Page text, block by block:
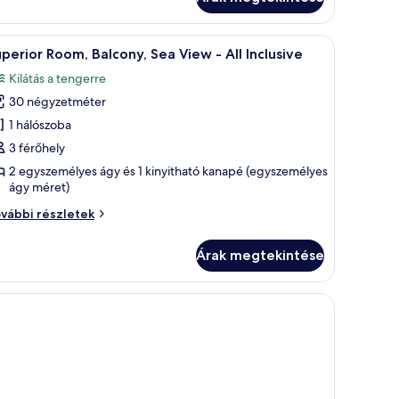
Room, Park View, Balcony - All Inclusive | Prémium ágynemű, memóriahabos ágy, íróasztal és vasaló/
Superior Room, Balcony, Sea View - All
31 Room, Balcony, Sea View - All Inclusive
Kilátás a tengerre
30 négyzetméter
1 hálószoba
3 férőhely
2 egyszemélyes ágy és 1 kinyitható kanapé (egyszemélyes
ágy méret)
részletek
Árak megtekintése